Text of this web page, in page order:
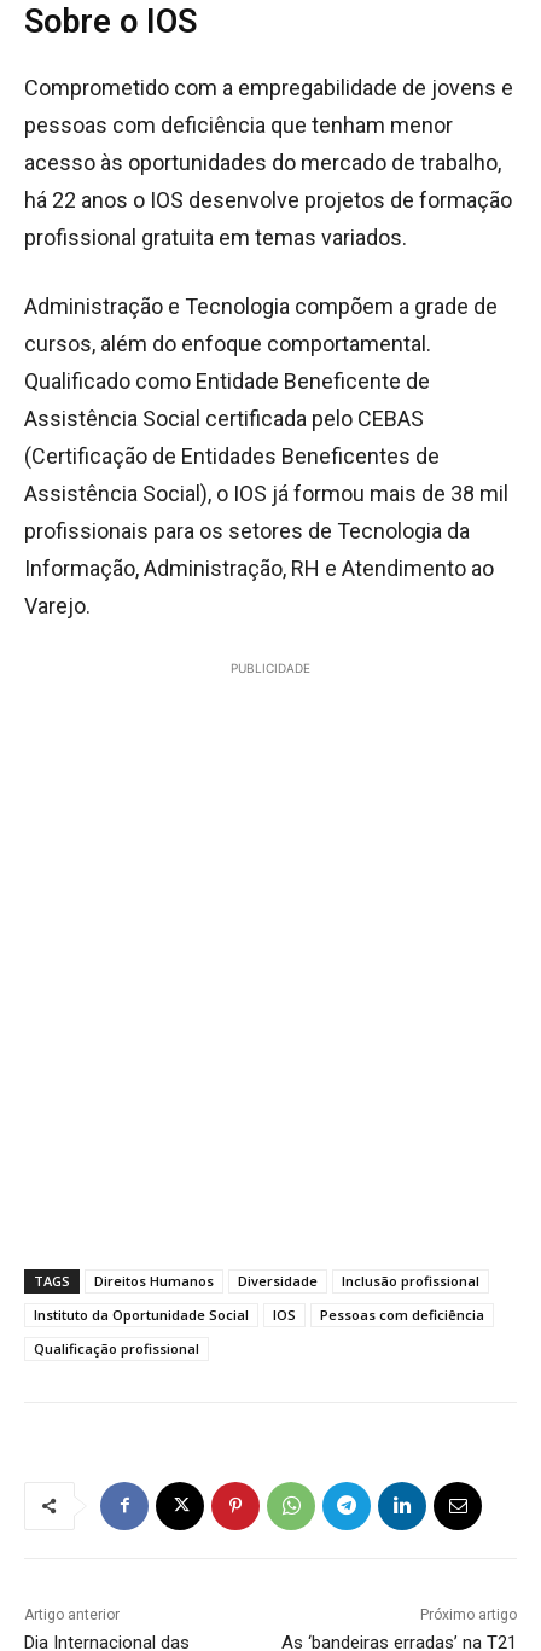
Sobre o IOS
Comprometido com a empregabilidade de jovens e
pessoas com deficiência que tenham menor
acesso às oportunidades do mercado de trabalho,
há 22 anos o IOS desenvolve projetos de formação
profissional gratuita em temas variados.
Administração e Tecnologia compõem a grade de
cursos, além do enfoque comportamental.
Qualificado como Entidade Beneficente de
Assistência Social certificada pelo CEBAS
(Certificação de Entidades Beneficentes de
Assistência Social), o IOS já formou mais de 38 mil
profissionais para os setores de Tecnologia da
Informação, Administração, RH e Atendimento ao
Varejo.
PUBLICIDADE
TAGS Direitos Humanos Diversidade
Inclusão profissional
Instituto da Oportunidade Social
IOS
Pessoas com deficiência
Qualificação profissional
Artigo anterior
Dia Internacional das
Próximo artigo
As ‘bandeiras erradas’ na T21